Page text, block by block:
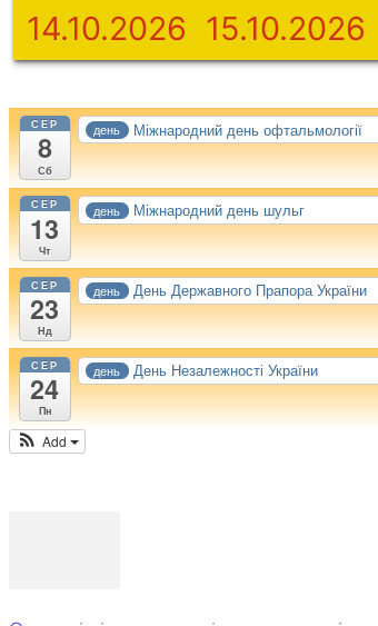
14.10.2026 15.10.2026
СЕР
8
Сб
день Міжнародний день офтальмології
СЕР
13
Чт
день Міжнародний день шульг
СЕР
23
Нд
день День Державного Прапора України
СЕР
24
Пн
день День Незалежності України
Add